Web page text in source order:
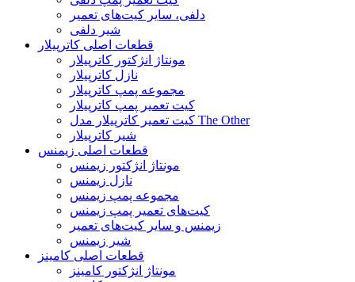
دلفی، سایر کیت‌های تعمیر
شیر دلفی
قطعات اصلی کاترپیلار
مونتاژ انژکتور کاترپیلار
نازل کاترپیلار
مجموعه پمپ کاترپیلار
کیت تعمیر پمپ کاترپیلار
کیت تعمیر کاترپیلار مدل The Other
شیر کاترپیلار
قطعات اصلی زیمنس
مونتاژ انژکتور زیمنس
نازل زیمنس
مجموعه پمپ زیمنس
کیت‌های تعمیر پمپ زیمنس
زیمنس و سایر کیت‌های تعمیر
شیر زیمنس
قطعات اصلی کامینز
مونتاژ انژکتور کامینز